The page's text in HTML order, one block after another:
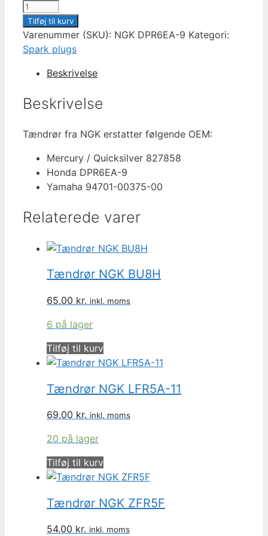
Tændrør
NGK
DPR6EA-
9
Tilføj til kurv
Varenummer (SKU): NGK DPR6EA-9 Kategori:
Spark plugs
Beskrivelse
Beskrivelse
Tændrør fra NGK erstatter følgende OEM:
Mercury / Quicksilver 827858
Honda DPR6EA-9
Yamaha 94701-00375-00
Relaterede varer
Tændrør NGK BU8H
65,00 kr. inkl. moms
6 på lager
Tilføj til kurv
Tændrør NGK LFR5A-11
69,00 kr. inkl. moms
20 på lager
Tilføj til kurv
Tændrør NGK ZFR5F
54,00 kr. inkl. moms